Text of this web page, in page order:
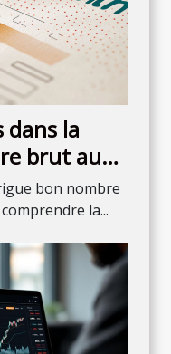
dans la
brut au
bon nombre
la...